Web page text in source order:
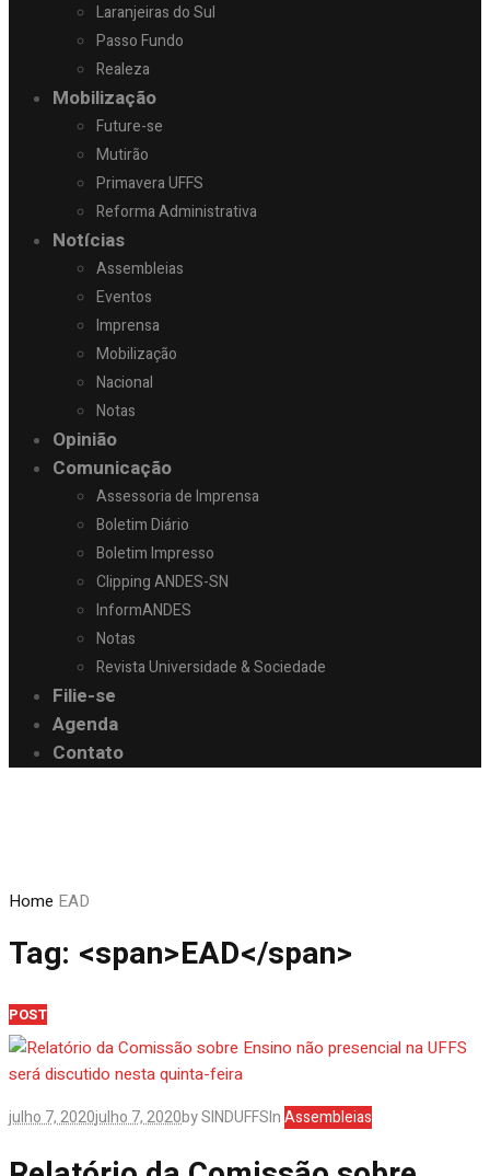
Laranjeiras do Sul
Passo Fundo
Realeza
Mobilização
Future-se
Mutirão
Primavera UFFS
Reforma Administrativa
Notícias
Assembleias
Eventos
Imprensa
Mobilização
Nacional
Notas
Opinião
Comunicação
Assessoria de Imprensa
Boletim Diário
Boletim Impresso
Clipping ANDES-SN
InformANDES
Notas
Revista Universidade & Sociedade
Filie-se
Agenda
Contato
Home EAD
Tag: <span>EAD</span>
POST
julho 7, 2020julho 7, 2020bySINDUFFSInAssembleias